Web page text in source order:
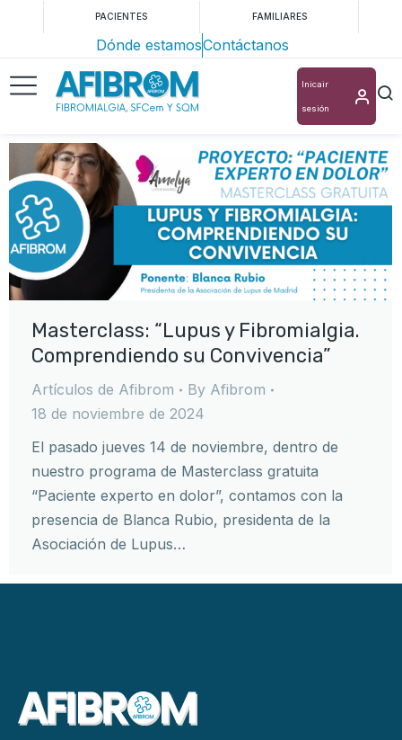
PACIENTES FAMILIARES
Dónde estamosContáctanos
Inicair
sesión
Masterclass: “Lupus y Fibromialgia.
Comprendiendo su Convivencia”
Artículos de Afibrom By Afibrom
18 de noviembre de 2024
El pasado jueves 14 de noviembre, dentro de
nuestro programa de Masterclass gratuita
“Paciente experto en dolor”, contamos con la
presencia de Blanca Rubio, presidenta de la
Asociación de Lupus…